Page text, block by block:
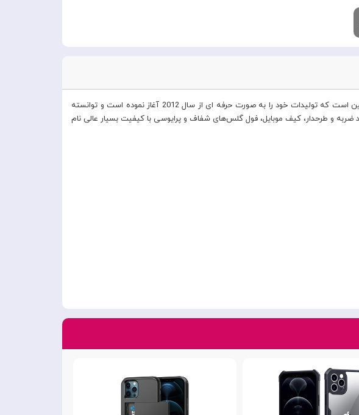
برند کی- دوو یکی از شرکت‌های معتبر تولیدکننده کاور و لوازم جانبی گوشی‌های آیفون و سامسونگ در شهر گوانگژو چین است که تولیدات خود را به صورت حرفه ای از سال 2012 آغاز نموده است و توانسته
ضربه و طرحدار، کیف موبایل، فول گلس‌های شفاف و پرایوسی با کیفیت بسیار عالی نام